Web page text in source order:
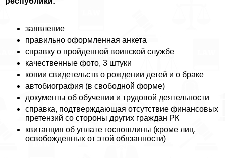
заявление
правильно оформленная анкета
справку о пройденной воинской службе
качественные фото, 3 штуки
копии свидетельств о рождении детей и о бpaке
автобиография (в свободной форме)
документы об обучении и трудовой деятельности
справка, подтверждающая отсутствие финансовых
претензий со стороны других граждан РК
квитанция об уплате госпошлины (кроме лиц,
освобожденных от этой обязанности)